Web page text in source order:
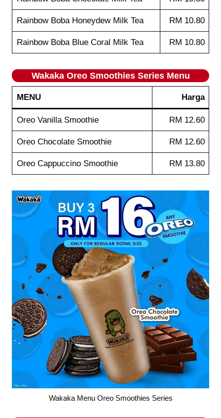
Rainbow Boba Honeydew Milk Tea RM 10.80
Rainbow Boba Blue Coral Milk Tea RM 10.80
Wakaka Oreo Smoothies Series Menu
MENU Harga
Oreo Vanilla Smoothie RM 12.60
Oreo Chocolate Smoothie RM 12.60
Oreo Cappuccino Smoothie RM 13.80
Wakaka Menu Oreo Smoothies Series